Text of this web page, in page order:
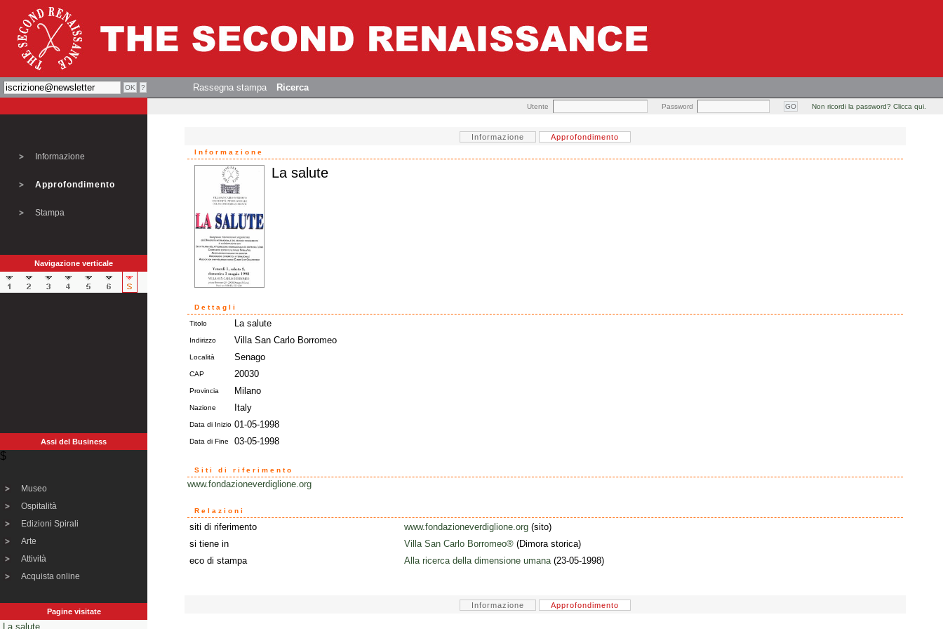
Rassegna stampa Ricerca
Utente Password Non ricordi la password? Clicca qui.
Informazione
Approfondimento
Stampa
Navigazione verticale
Assi del Business
$
Museo
Ospitalità
Edizioni Spirali
Arte
Attività
Acquista online
Pagine visitate
La salute
Informazione Approfondimento
Informazione
La salute
Dettagli
Titolo La salute
Indirizzo Villa San Carlo Borromeo
Località Senago
CAP 20030
Provincia Milano
Nazione Italy
Data di Inizio 01-05-1998
Data di Fine 03-05-1998
Siti di riferimento
www.fondazioneverdiglione.org
Relazioni
siti di riferimento www.fondazioneverdiglione.org (sito)
si tiene in
Villa San Carlo Borromeo® (Dimora storica)
eco di stampa
Alla ricerca della dimensione umana(23-05-1998)
Informazione Approfondimento